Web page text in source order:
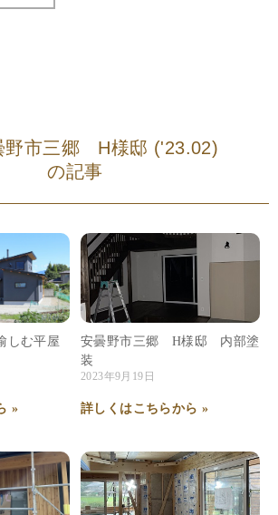
市三郷 H様邸 ('23.02)
の記事
しむ平屋
»
安曇野市三郷 H様邸 内部塗
装
2023年9月19日
詳しくはこちらから »